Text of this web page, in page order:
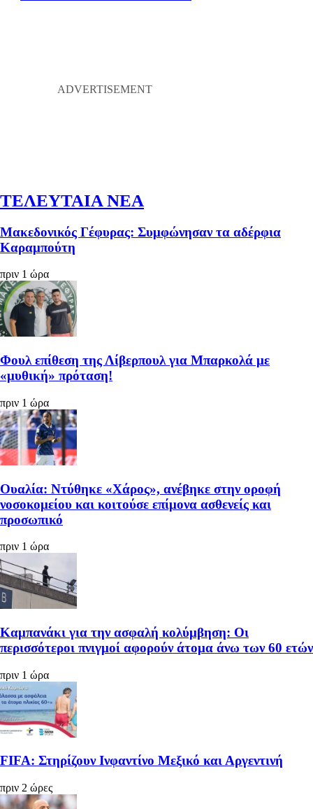
ΤΕΛΕΥΤΑΙΑ ΝΕΑ
Μακεδονικός Γέφυρας: Συμφώνησαν τα αδέρφια
Καραμπούτη
πριν 1 ώρα
Φουλ επίθεση της Λίβερπουλ για Μπαρκολά με
«μυθική» πρόταση!
πριν 1 ώρα
Ουαλία: Ντύθηκε «Χάρος», ανέβηκε στην οροφή
νοσοκομείου και κοιτούσε επίμονα ασθενείς και
προσωπικό
πριν 1 ώρα
Καμπανάκι για την ασφαλή κολύμβηση: Οι
περισσότεροι πνιγμοί αφορούν άτομα άνω των 60 ετών
πριν 1 ώρα
FIFA: Στηρίζουν Ινφαντίνο Μεξικό και Αργεντινή
πριν 2 ώρες